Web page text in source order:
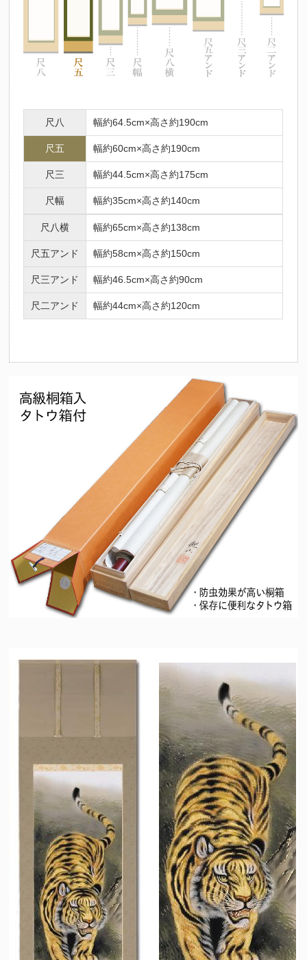
尺八 幅約64.5cm×高さ約190cm
尺五 幅約60cm×高さ約190cm
尺三 幅約44.5cm×高さ約175cm
尺幅 幅約35cm×高さ約140cm
尺八横 幅約65cm×高さ約138cm
尺五アンド 幅約58cm×高さ約150cm
尺三アンド 幅約46.5cm×高さ約90cm
尺二アンド 幅約44cm×高さ約120cm